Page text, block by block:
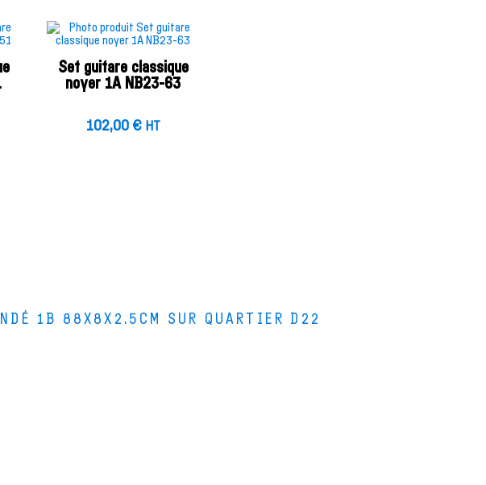
Set guitare classique
noyer 1A NB23-63
102,00 € HT
1B 88X8X2.5CM SUR QUARTIER D22